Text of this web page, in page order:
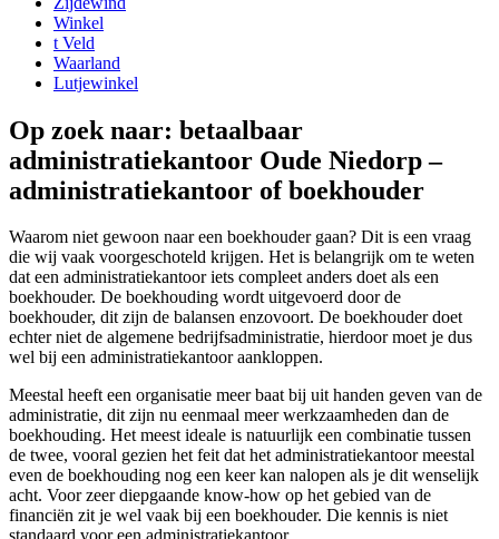
Winkel
t Veld
Waarland
Lutjewinkel
Op zoek naar: betaalbaar
administratiekantoor Oude Niedorp –
administratiekantoor of boekhouder
Waarom niet gewoon naar een boekhouder gaan? Dit is een vraag
die wij vaak voorgeschoteld krijgen. Het is belangrijk om te weten
dat een administratiekantoor iets compleet anders doet als een
boekhouder. De boekhouding wordt uitgevoerd door de
boekhouder, dit zijn de balansen enzovoort. De boekhouder doet
echter niet de algemene bedrijfsadministratie, hierdoor moet je dus
wel bij een administratiekantoor aankloppen.
Meestal heeft een organisatie meer baat bij uit handen geven van de
administratie, dit zijn nu eenmaal meer werkzaamheden dan de
boekhouding. Het meest ideale is natuurlijk een combinatie tussen
de twee, vooral gezien het feit dat het administratiekantoor meestal
even de boekhouding nog een keer kan nalopen als je dit wenselijk
acht. Voor zeer diepgaande know-how op het gebied van de
financiën zit je wel vaak bij een boekhouder. Die kennis is niet